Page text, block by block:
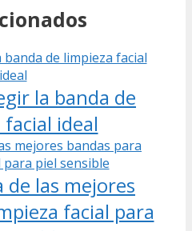
la banda de
ideal
las mejores
facial para